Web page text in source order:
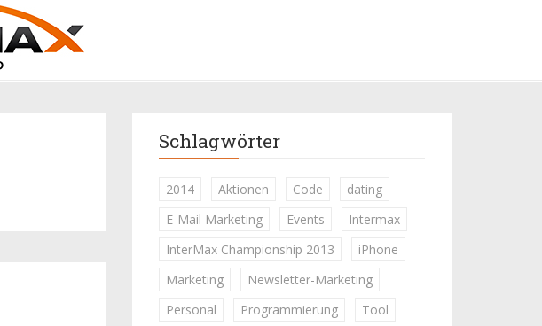
Schlagwörter
2014 Aktionen Code
dating
E-Mail Marketing
Events
Intermax
InterMax Championship 2013
iPhone
Marketing
Newsletter-Marketing
Personal
Programmierung
Tool